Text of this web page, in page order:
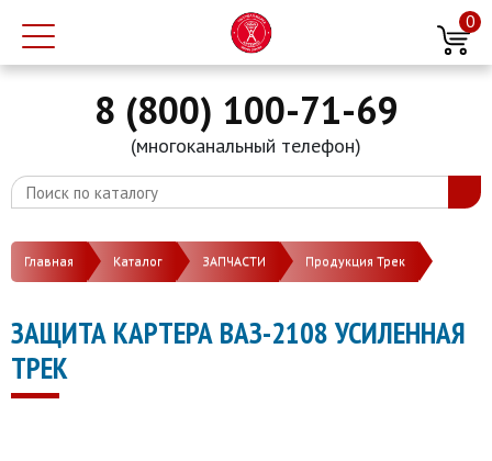
0
8 (800) 100-71-69
(многоканальный телефон)
Главная Каталог ЗАПЧАСТИ Продукция Трек
ЗАЩИТА КАРТЕРА ВАЗ-2108 УСИЛЕННАЯ
ТРЕК